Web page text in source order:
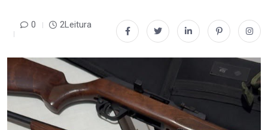
0 2Leitura